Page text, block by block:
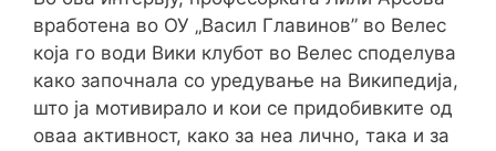
вработена во ОУ „Васил Главинов” во Велес
која го води Вики клубот во Велес споделува
како започнала со уредување на Википедија,
што ја мотивирало и кои се придобивките од
оваа активност, како за неа лично, така и за